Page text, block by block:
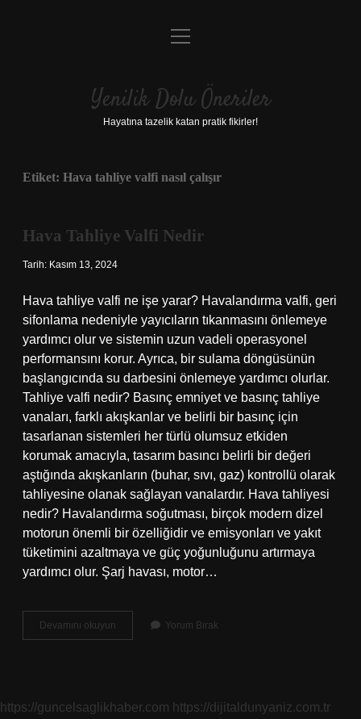
Anasayfa
Yasal Uyarı
menüyü
Yenilik Dolu Öneriler
Hayatına tazelik katan pratik fikirler!
Etiket: Hava tahliye valfi nasıl çalışır
Hava Tahliye Valfi Nedir
Tarih: Kasım 13, 2024
Hava tahliye valfi ne işe yarar? Havalandırma valfi, geri
sifonlama nedeniyle yayıcıların tıkanmasını önlemeye
yardımcı olur ve sistemin uzun vadeli operasyonel
performansını korur. Ayrıca, bir sulama döngüsünün
başlangıcında su darbesini önlemeye yardımcı olurlar.
Tahliye valfi nedir? Basınç emniyet ve basınç tahliye
vanaları, farklı akışkanlar ve belirli bir basınç için
tasarlanan sistemleri her türlü olumsuz etkiden
korumak amacıyla, tasarım basıncı belirli bir değeri
aştığında akışkanların (buhar, sıvı, gaz) kontrollü olarak
tahliyesine olanak sağlayan vanalardır. Hava tahliyesi
nedir? Havalandırma soğutması, birçok modern dizel
motorun önemli bir özelliğidir ve emisyonları ve yakıt
tüketimini azaltmaya ve güç yoğunluğunu artırmaya
yardımcı olur. Şarj havası, motor…
Devamını okuyun
Tahliye
Yorum Bırak
https://guncelsaglikhaber.com https://dijitaldunyaniz.com.tr